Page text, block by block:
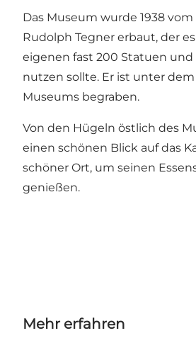
Das Museum wurde 1938
Rudolph Tegner erbaut, der
eigenen fast 200 Statuen und
nutzen sollte. Er ist unter
Museums begraben.
Von den Hügeln östlich des
einen schönen Blick auf das
schöner Ort, um seinen
genießen.
Mehr erfahren